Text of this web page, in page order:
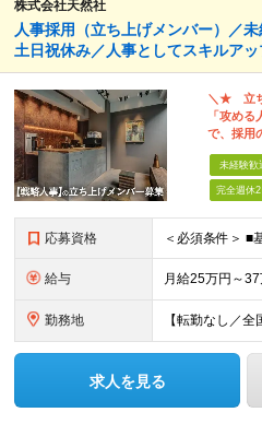
株式会社天然社
人事採用（立ち上げメンバー）／
土日祝休み／人事としてスキルア
＼★ 立
「攻め
で、採用
未経験歓
完全週休2
応募資格
給与
勤務地
求人を見る